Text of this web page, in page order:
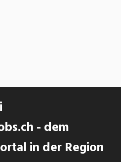
- dem
in der Region